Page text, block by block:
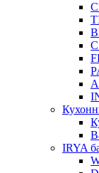
С
IRYA